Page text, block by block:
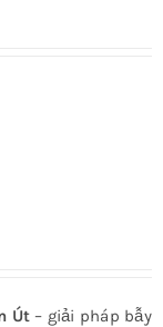
Út – giải pháp bẫy